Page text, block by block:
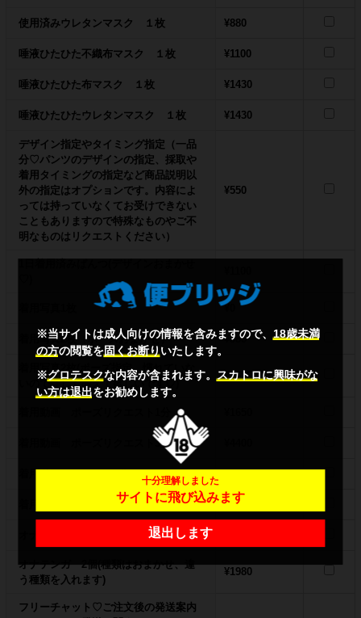
※当サイトは成人向けの情報を含みますので、 18歳未満
の方の閲覧を固くお断り いたします。
※グロテスクな内容が含まれます。
スカトロに興味がな
い方は退出をお勧めします。
十分理解しました
サイトに飛び込みます
退出します
使用済みウレタンマスク １枚 ¥880
唾液ひたひた不織布マスク １枚 ¥1100
唾液ひたひた布マスク １枚 ¥1430
唾液ひたひたウレタンマスク １枚 ¥1430
デザイン指定やタイミング指定（一品
分♡パンツのデザインの指定、採取や
着用タイミングの指定など商品説明以
外の指定はオプションです。内容によ
っては持っていなくてお受けできない
こともありますので特殊なものやご不
明なものはリクエストください）
¥550
¥0
着用写真2枚（ポーズおまかせ） ¥880
着用写真2枚(ポーズ指定、慣れていな
いので詳しく教えて欲しいです♡)
¥1650
着用動画 ポーズリクエスト3分
着用動画 おまかせ1分 ¥880
着用動画 おまかせ3分 ¥2200
オナテンガ(種類はおまかせ)
オナテンガ 2個(種類はおまかせ、違
う種類を入れます)
¥1980
フリーチャット♡ご注文後の発送案内